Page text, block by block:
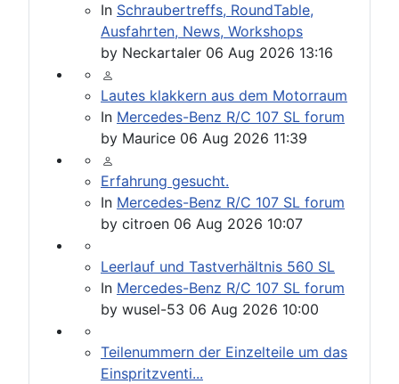
In Schraubertreffs, RoundTable,
Ausfahrten, News, Workshops
by Neckartaler 06 Aug 2026 13:16
Lautes klakkern aus dem Motorraum
In Mercedes-Benz R/C 107 SL forum
by Maurice 06 Aug 2026 11:39
Erfahrung gesucht.
In Mercedes-Benz R/C 107 SL forum
by citroen 06 Aug 2026 10:07
Leerlauf und Tastverhältnis 560 SL
In Mercedes-Benz R/C 107 SL forum
by wusel-53 06 Aug 2026 10:00
Teilenummern der Einzelteile um das
Einspritzventi...